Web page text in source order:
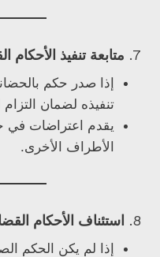
7. متابعة تنفيذ الأحكام
إذا صدر حكم
تنفيذه لضمان
يقدم اعتراضات في
الأطراف الأخرى.
8. استئناف الأحكام
إذا لم يكن الحكم